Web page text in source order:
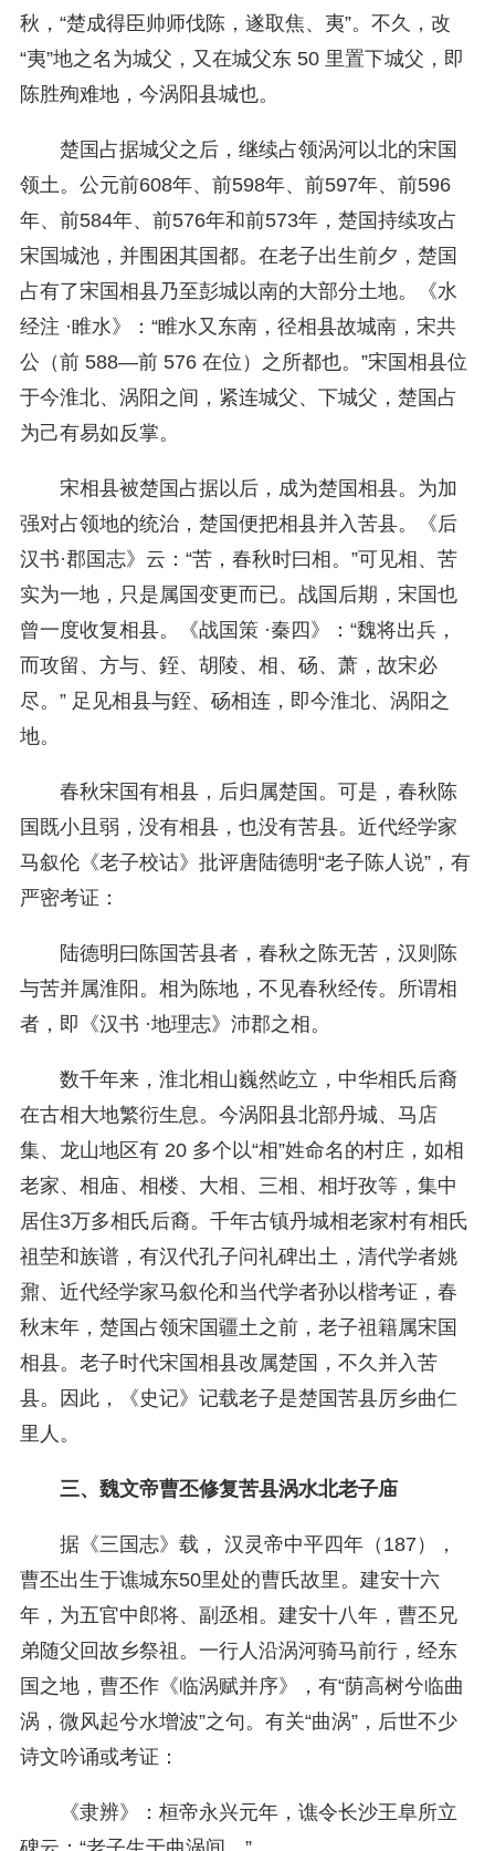
秋，“楚成得臣帅师伐陈，遂取焦、夷”。不久，改
“夷”地之名为城父，又在城父东 50 里置下城父，即
陈胜殉难地，今涡阳县城也。
楚国占据城父之后，继续占领涡河以北的宋国
领土。公元前608年、前598年、前597年、前596
年、前584年、前576年和前573年，楚国持续攻占
宋国城池，并围困其国都。在老子出生前夕，楚国
占有了宋国相县乃至彭城以南的大部分土地。《水
经注 ·睢水》：“睢水又东南，径相县故城南，宋共
公（前 588—前 576 在位）之所都也。”宋国相县位
于今淮北、涡阳之间，紧连城父、下城父，楚国占
为己有易如反掌。
宋相县被楚国占据以后，成为楚国相县。为加
强对占领地的统治，楚国便把相县并入苦县。《后
汉书·郡国志》云：“苦，春秋时曰相。”可见相、苦
实为一地，只是属国变更而已。战国后期，宋国也
曾一度收复相县。《战国策 ·秦四》：“魏将出兵，
而攻留、方与、銍、胡陵、相、砀、萧，故宋必
尽。” 足见相县与銍、砀相连，即今淮北、涡阳之
地。
春秋宋国有相县，后归属楚国。可是，春秋陈
国既小且弱，没有相县，也没有苦县。近代经学家
马叙伦《老子校诂》批评唐陆德明“老子陈人说”，有
严密考证：
陆德明曰陈国苦县者，春秋之陈无苦，汉则陈
与苦并属淮阳。相为陈地，不见春秋经传。所谓相
者，即《汉书 ·地理志》沛郡之相。
数千年来，淮北相山巍然屹立，中华相氏后裔
在古相大地繁衍生息。今涡阳县北部丹城、马店
集、龙山地区有 20 多个以“相”姓命名的村庄，如相
老家、相庙、相楼、大相、三相、相圩孜等，集中
居住3万多相氏后裔。千年古镇丹城相老家村有相氏
祖茔和族谱，有汉代孔子问礼碑出土，清代学者姚
鼐、近代经学家马叙伦和当代学者孙以楷考证，春
秋末年，楚国占领宋国疆土之前，老子祖籍属宋国
相县。老子时代宋国相县改属楚国，不久并入苦
县。因此，《史记》记载老子是楚国苦县厉乡曲仁
里人。
三、魏文帝曹丕修复苦县涡水北老子庙
据《三国志》载， 汉灵帝中平四年（187），
曹丕出生于谯城东50里处的曹氏故里。建安十六
年，为五官中郎将、副丞相。建安十八年，曹丕兄
弟随父回故乡祭祖。一行人沿涡河骑马前行，经东
国之地，曹丕作《临涡赋并序》，有“荫高树兮临曲
涡，微风起兮水增波”之句。有关“曲涡”，后世不少
诗文吟诵或考证：
《隶辨》：桓帝永兴元年，谯令长沙王阜所立